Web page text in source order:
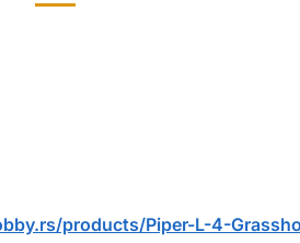
products/Piper-L-4-